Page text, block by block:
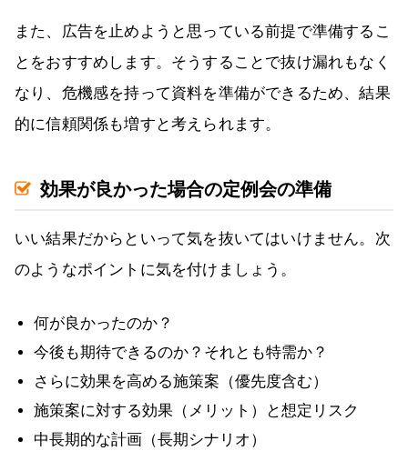
また、広告を止めようと思っている前提で準備するこ
とをおすすめします。そうすることで抜け漏れもなく
なり、危機感を持って資料を準備ができるため、結果
的に信頼関係も増すと考えられます。
効果が良かった場合の定例会の準備
いい結果だからといって気を抜いてはいけません。次
のようなポイントに気を付けましょう。
何が良かったのか？
今後も期待できるのか？それとも特需か？
さらに効果を高める施策案（優先度含む）
施策案に対する効果（メリット）と想定リスク
中長期的な計画（長期シナリオ）